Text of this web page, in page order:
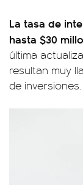
La tasa de
hasta $30
última
resultan muy
de inversiones.